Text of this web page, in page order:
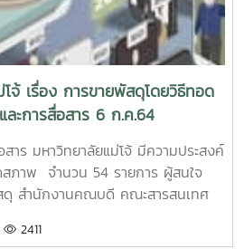
จ้ เรื่อง การขายพัสดุโดยวิธีทอด
ะการสื่อสาร 6 ก.ค.64
าร มหาวิทยาลัยแม่โจ้ มีความประสงค์
ภาพ จำนวน 54 รายการ ผู้สนใจ
ดุ สำนักงานคณบดี คณะสารสนเทศ
ประกาศมหาวิทยาลัยแม่โจ้ เรื่อง
2411